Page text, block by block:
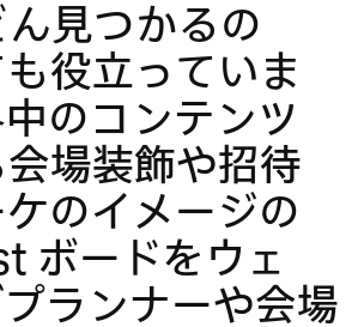
見つかるの
役立っていま
のコンテンツ
場装飾や招待
のイメージの
ボードをウェ
ランナーや会場